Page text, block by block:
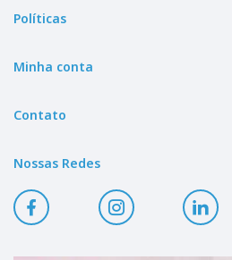
Políticas
Minha conta
Contato
Nossas Redes